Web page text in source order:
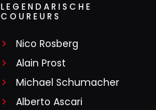
LEGENDARISCHE
COUREURS
Nico Rosberg
Alain Prost
Michael Schumacher
Alberto Ascari